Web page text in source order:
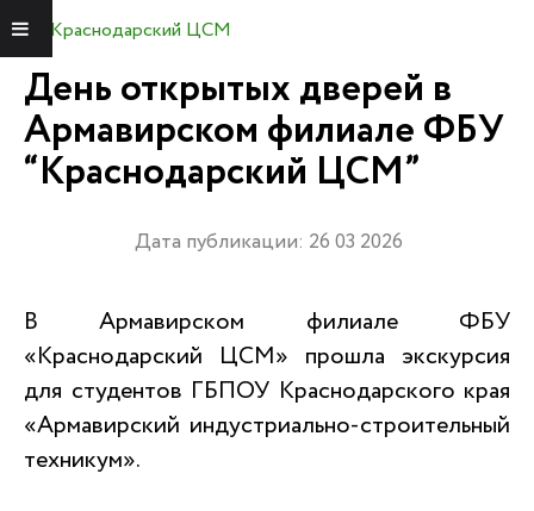
День открытых дверей в
Армавирском филиале ФБУ
“Краснодарский ЦСМ”
Дата публикации: 26 03 2026
В Армавирском филиале ФБУ
«Краснодарский ЦСМ» прошла экскурсия
для студентов ГБПОУ Краснодарского края
«Армавирский индустриально-строительный
техникум».
Краснодарский ЦСМ